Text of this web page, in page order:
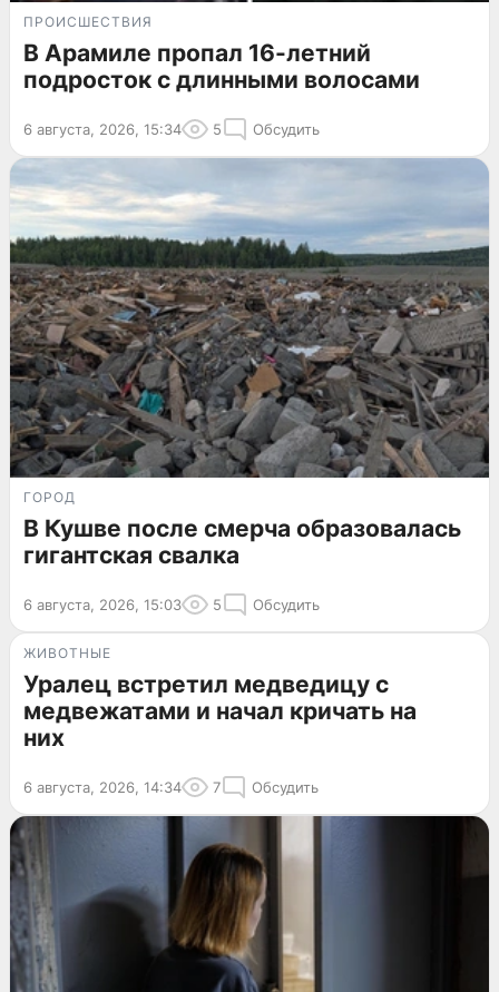
ПРОИСШЕСТВИЯ
В Арамиле пропал 16-летний
подросток с длинными волосами
6 августа, 2026, 15:34 5 Обсудить
ГОРОД
В Кушве после смерча образовалась
гигантская свалка
6 августа, 2026, 15:03 5 Обсудить
ЖИВОТНЫЕ
Уралец встретил медведицу с
медвежатами и начал кричать на
них
6 августа, 2026, 14:34 7 Обсудить